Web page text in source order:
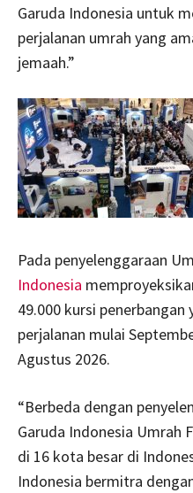
Garuda Indonesia untuk
perjalanan umrah yang
jemaah.”
Pada penyelenggaraan
Indonesia
49.000 kursi
perjalanan mulai
Agustus 2026.
“Berbeda dengan
Garuda Indonesia Umrah
di 16 kota besar di
Indonesia bermitra